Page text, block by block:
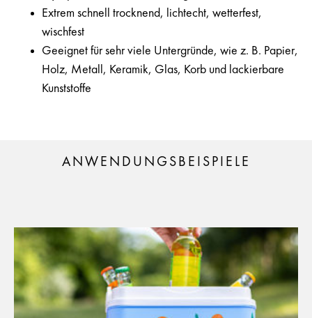
Extrem schnell trocknend, lichtecht, wetterfest,
wischfest
Geeignet für sehr viele Untergründe, wie z. B. Papier,
Holz, Metall, Keramik, Glas, Korb und lackierbare
Kunststoffe
ANWENDUNGSBEISPIELE